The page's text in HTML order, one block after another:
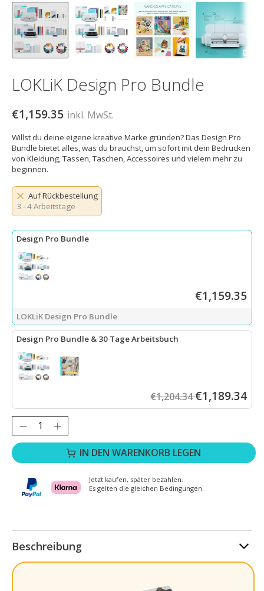
LOKLiK Design Pro Bundle
€1,159.35 inkl. MwSt.
Willst du deine eigene kreative Marke gründen? Das Design Pro
Bundle bietet alles, was du brauchst, um sofort mit dem Bedrucken
von Kleidung, Tassen, Taschen, Accessoires und vielem mehr zu
beginnen.
Auf Rückbestellung
3 - 4 Arbeitstage
Design Pro Bundle
€1,159.35
LOKLiK Design Pro Bundle
Design Pro Bundle & 30 Tage Arbeitsbuch
€1,204.34€1,189.34
LOKLiK Design Pro Bundle
Anzahl:
IN DEN WARENKORB LEGEN
Jetzt kaufen, später bezahlen.
Es gelten die gleichen Bedingungen.
Beschreibung